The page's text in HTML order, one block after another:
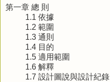
第一章 總 則
1.1 依據
1.2 範圍
1.3 通則
1.4 目的
1.5 適用範圍
1.6 解釋
1.7 設計圖說與設計紀錄